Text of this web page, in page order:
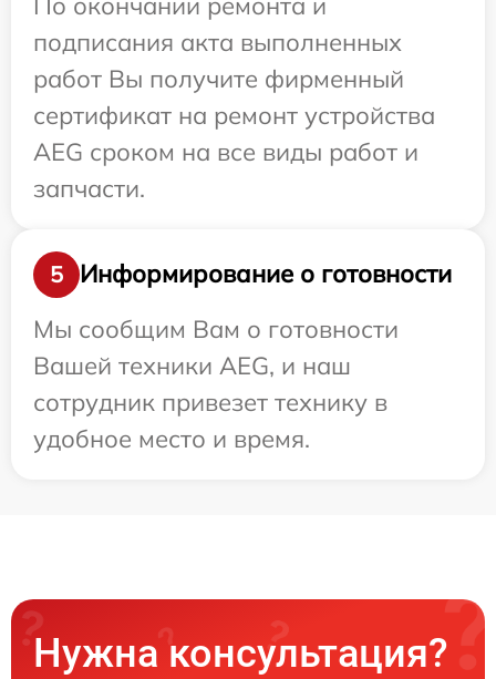
подписания акта выполненных
работ Вы получите фирменный
сертификат на ремонт устройства
AEG сроком на все виды работ и
запчасти.
5
Информирование о готовности
Мы сообщим Вам о готовности
Вашей техники AEG, и наш
сотрудник привезет технику в
удобное место и время.
Нужна консультация?